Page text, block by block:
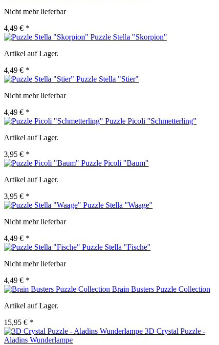
Nicht mehr lieferbar
4,49 € *
Puzzle Stella "Skorpion"
Artikel auf Lager.
4,49 € *
Puzzle Stella "Stier"
Nicht mehr lieferbar
4,49 € *
Puzzle Picoli "Schmetterling"
Artikel auf Lager.
3,95 € *
Puzzle Picoli "Baum"
Artikel auf Lager.
3,95 € *
Puzzle Stella "Waage"
Nicht mehr lieferbar
4,49 € *
Puzzle Stella "Fische"
Nicht mehr lieferbar
4,49 € *
Brain Busters Puzzle Collection
Artikel auf Lager.
15,95 € *
3D Crystal Puzzle -
Aladins Wunderlampe